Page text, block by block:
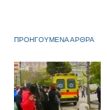
ΠΡΟΗΓΟΥΜΕΝΑ ΑΡΘΡΑ